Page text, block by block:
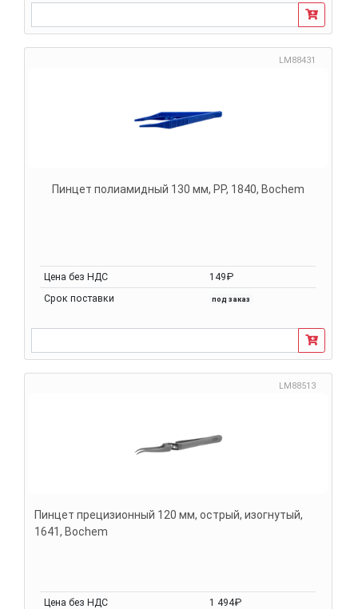
LM88431
Пинцет полиамидный 130 мм, PP, 1840, Bochem
Цена без НДС
149₽
Срок поставки
под заказ
LM88513
Пинцет прецизионный 120 мм, острый, изогнутый,
1641, Bochem
Цена без НДС
1 494₽